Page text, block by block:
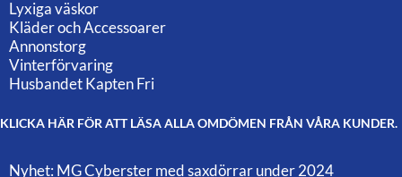
Lyxiga väskor
Kläder och Accessoarer
Annonstorg
Vinterförvaring
Husbandet Kapten Fri
KLICKA HÄR FÖR ATT LÄSA ALLA OMDÖMEN FRÅN VÅRA KUNDER.
Nyhet: MG Cyberster med saxdörrar under 2024